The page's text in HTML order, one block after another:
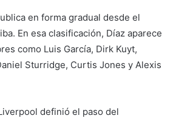
en forma gradual desde el
En esa clasificación, Díaz aparece
como Luis García, Dirk Kuyt,
Sturridge, Curtis Jones y Alexis
definió el paso del